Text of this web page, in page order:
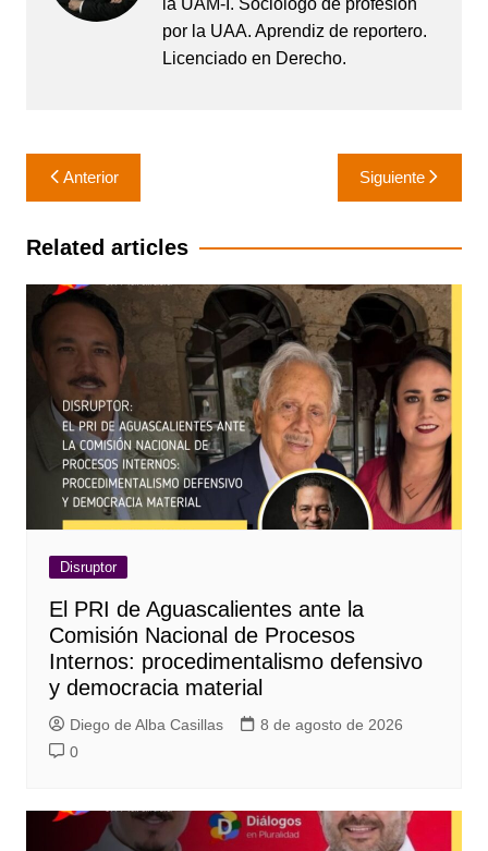
la UAM-I. Sociólogo de profesión
por la UAA. Aprendiz de reportero.
Licenciado en Derecho.
Navegación
de
entradas
Anterior Siguiente
Related articles
Disruptor
El PRI de Aguascalientes ante la
Comisión Nacional de Procesos
Internos: procedimentalismo defensivo
y democracia material
Diego de Alba Casillas
8 de agosto de 2026
0